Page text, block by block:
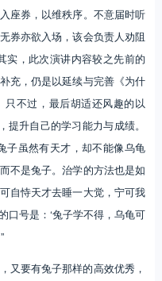
座券，以维秩序。不意届时听
券亦欲入场，该会负责人劝阻
实，此次演讲内容较之先前的
充，仍是以延续与完善《为什
不过，最后胡适还风趣的以
提升自己的学习能力与成绩。
子虽然有天才，却不能像乌龟
不是兔子。治学的方法也是如
自恃天才去睡一大觉，宁可我
口号是：‘兔子学不得，乌龟可
要有兔子那样的高效优秀，